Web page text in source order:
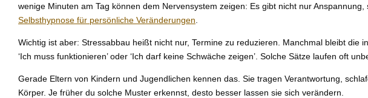
wenige Minuten am Tag können dem Nervensystem zeigen: Es gibt nicht nur
Selbsthypnose für persönliche Veränderungen
Wichtig ist aber: Stressabbau heißt nicht nur, Termine zu reduzieren. Manchmal bleibt
‘Ich muss funktionieren’ oder ‘Ich darf keine Schwäche zeigen’. Solche Sätze laufen oft
Gerade Eltern von Kindern und Jugendlichen kennen das. Sie tragen Verantwortung,
Körper. Je früher du solche Muster erkennst, desto besser lassen sie sich verändern.